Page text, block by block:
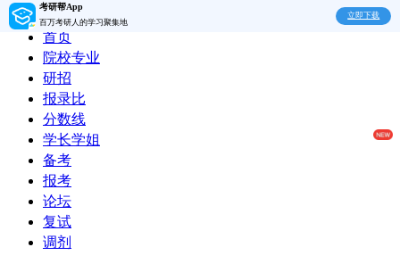
考研帮App
百万考研人的学习聚集地
立即下载
首页
院校专业
研招
报录比
分数线
学长学姐
备考
报考
论坛
复试
调剂